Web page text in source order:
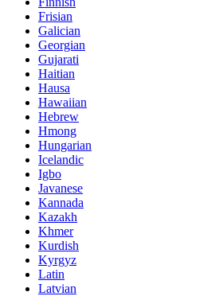
Frisian
Galician
Georgian
Gujarati
Haitian
Hausa
Hawaiian
Hebrew
Hmong
Hungarian
Icelandic
Igbo
Javanese
Kannada
Kazakh
Khmer
Kurdish
Kyrgyz
Latin
Latvian